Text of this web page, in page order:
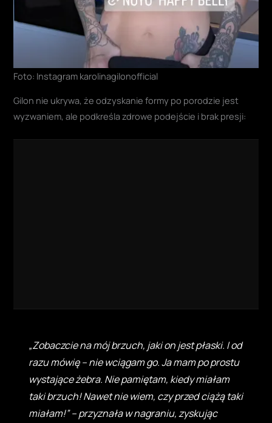
Foto: Instagram karolinagilonofficial
Gilon nie ukrywa, że odzyskanie formy po porodzie jest
wyzwaniem, ale podkreśla zdrowe podejście i brak presji:
„Zobaczcie na mój brzuch, jaki on jest płaski. I od
razu mówię – nie wciągam go. Ja mam po prostu
wystające żebra. Nie pamiętam, kiedy miałam
taki brzuch! Nawet nie wiem, czy przed ciążą taki
miałam!” – przyznała w nagraniu, zyskując